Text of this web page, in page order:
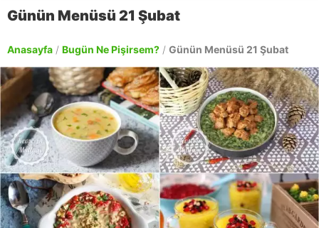
Günün Menüsü 21 Şubat
Anasayfa / Bugün Ne Pişirsem? / Günün Menüsü 21 Şubat